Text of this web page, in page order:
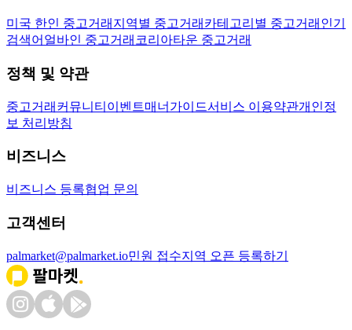
미국 한인 중고거래 지역별 중고거래 카테고리별 중고거래 인기
검색어 얼바인 중고거래 코리아타운 중고거래
정책 및 약관
중고거래 커뮤니티 이벤트매너가이드서비스 이용약관개인정
보 처리방침
비즈니스
비즈니스 등록협업 문의
고객센터
palmarket@palmarket.io민원 접수지역 오픈 등록하기